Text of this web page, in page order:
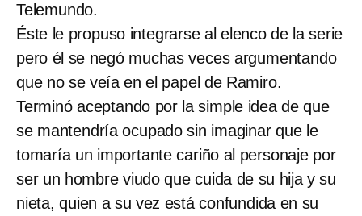
Telemundo.
Éste le propuso integrarse al elenco de la serie
pero él se negó muchas veces argumentando
que no se veía en el papel de Ramiro.
Terminó aceptando por la simple idea de que
se mantendría ocupado sin imaginar que le
tomaría un importante cariño al personaje por
ser un hombre viudo que cuida de su hija y su
nieta, quien a su vez está confundida en su